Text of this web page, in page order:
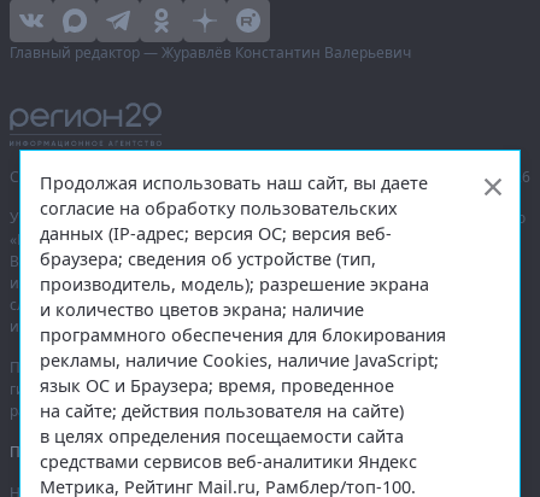
Главный редактор — Журавлёв Константин Валерьевич
Сетевое издание «Информационное агентство Регион 29»,
© 2016–2026
Учредитель — общество с ограниченной ответственностью «Агентство
«Правда Севера».
Выписка из реестра зарегистрированных средств массовой
информации:ЭЛ № ФС 77-74226от 09.11.2018 выдано Федеральной
службой по надзору в сфере связи, информационных технологий
и массовых коммуникаций (Роскомнадзор).
При полном или частичном использовании любых материалов
гиперссылка на region29.ruобязательна. Копирование материалов без
разрешения администрации сайта запрещено.
Правовая информация
Продолжая использовать наш сайт, вы даете
согласие на обработку пользовательских
данных (IP-адрес; версия ОС; версия веб-
браузера; сведения об устройстве (тип,
производитель, модель); разрешение экрана
и количество цветов экрана; наличие
программного обеспечения для блокирования
рекламы, наличие Cookies, наличие JavaScript;
язык ОС и Браузера; время, проведенное
на сайте; действия пользователя на сайте)
в целях определения посещаемости сайта
средствами сервисов веб-аналитики Яндекс
Метрика, Рейтинг Mail.ru, Рамблер/топ-100.